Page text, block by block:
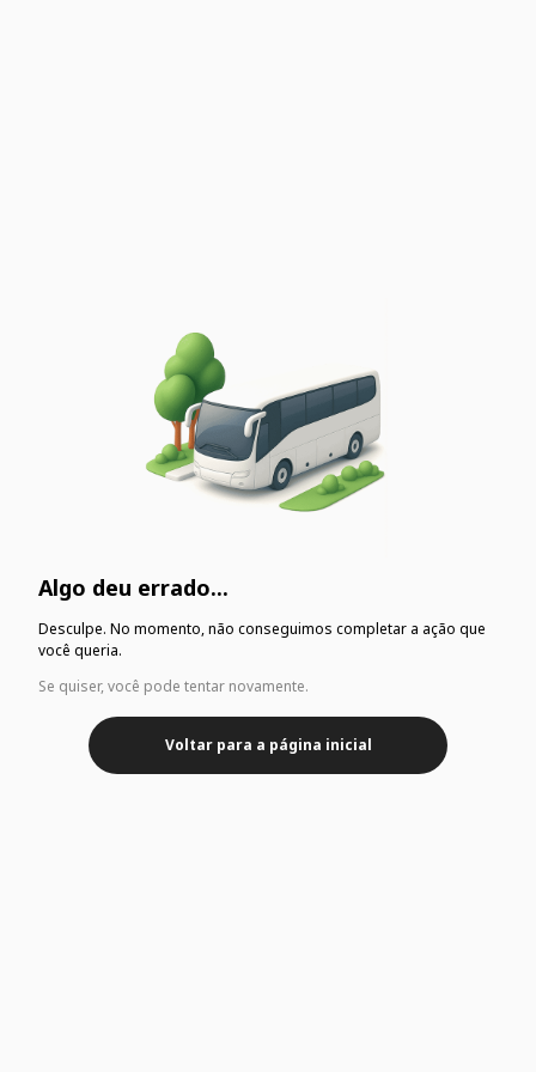
Algo deu errado...
Desculpe. No momento, não conseguimos completar a ação que
você queria.
Se quiser, você pode tentar novamente.
Voltar para a página inicial